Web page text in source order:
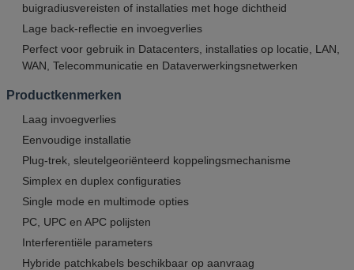
buigradiusvereisten of installaties met hoge dichtheid
Lage back-reflectie en invoegverlies
Perfect voor gebruik in Datacenters, installaties op locatie, LAN,
WAN, Telecommunicatie en Dataverwerkingsnetwerken
Productkenmerken
Laag invoegverlies
Eenvoudige installatie
Plug-trek, sleutelgeoriënteerd koppelingsmechanisme
Simplex en duplex configuraties
Single mode en multimode opties
PC, UPC en APC polijsten
Interferentiële parameters
Hybride patchkabels beschikbaar op aanvraag